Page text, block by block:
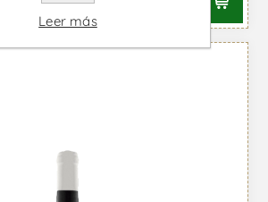
Leer más